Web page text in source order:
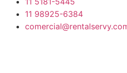
11 98925-6384